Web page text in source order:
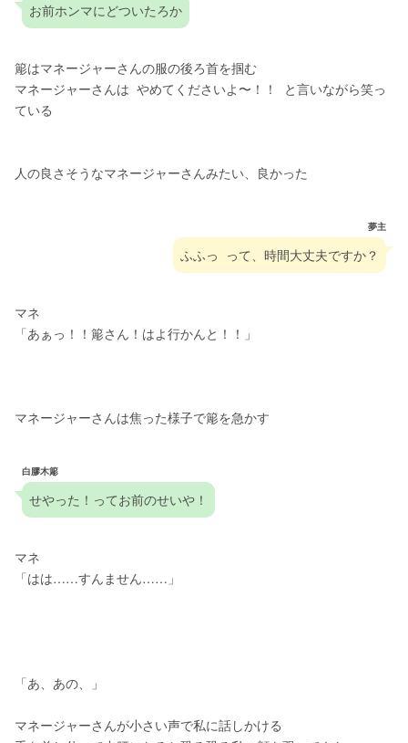
お前ホンマにどついたろか
簓はマネージャーさんの服の後ろ首を掴む
マネージャーさんは  やめてくださいよ〜！！  と言いながら笑っ
ている
人の良さそうなマネージャーさんみたい、良かった
夢主
ふふっ  って、時間大丈夫ですか？
マネ
「あぁっ！！簓さん！はよ行かんと！！」
マネージャーさんは焦った様子で簓を急かす
白膠木簓
せやった！ってお前のせいや！
マネ
「はは……すんません……」
「あ、あの、」
マネージャーさんが小さい声で私に話しかける